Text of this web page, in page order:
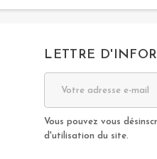
LETTRE
Vous pouvez vous
d'utilisation du site.